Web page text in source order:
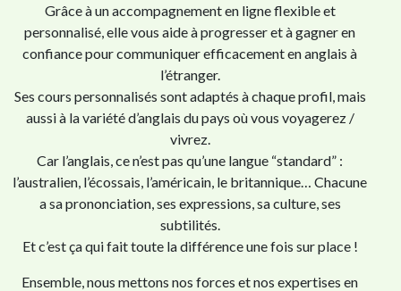
Grâce à un accompagnement en ligne flexible et
personnalisé, elle vous aide à progresser et à gagner en
confiance pour communiquer efficacement en anglais à
l’étranger.
Ses cours personnalisés sont adaptés à chaque profil, mais
aussi à la variété d’anglais du pays où vous voyagerez /
vivrez.
Car l’anglais, ce n’est pas qu’une langue “standard” :
l’australien, l’écossais, l’américain, le britannique… Chacune
a sa prononciation, ses expressions, sa culture, ses
subtilités.
Et c’est ça qui fait toute la différence une fois sur place !
Ensemble, nous mettons nos forces et nos expertises en